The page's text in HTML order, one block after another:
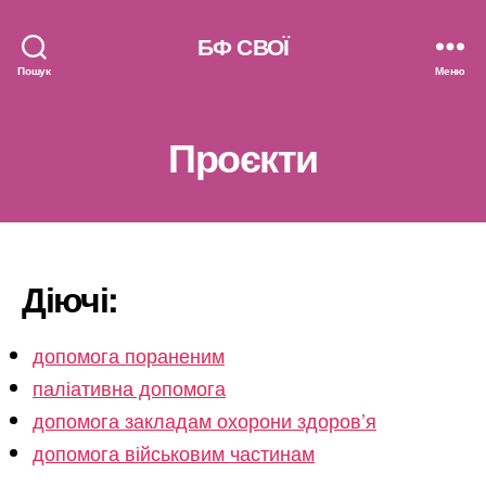
Пошук
БФ СВОЇ
Меню
Проєкти
Діючі:
допомога пораненим
паліативна допомога
допомога закладам охорони здоров’я
допомога військовим частинам